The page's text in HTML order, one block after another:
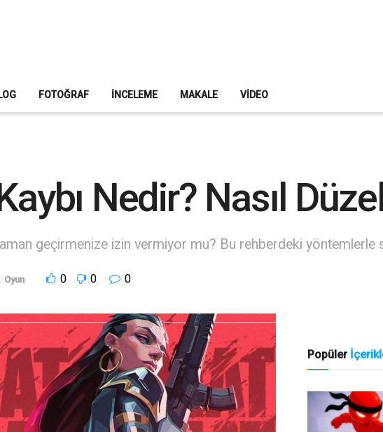
FOTOĞRAF İNCELEME MAKALE VIDEO
Nedir? Nasıl
geçirmenize izin vermiyor mu? Bu rehberdeki yöntemlerle
Oyun 0 0 0
Popüler